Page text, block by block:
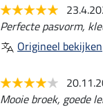
Perfecte pasvorm,
Origineel bekijken
Mooie broek, goede